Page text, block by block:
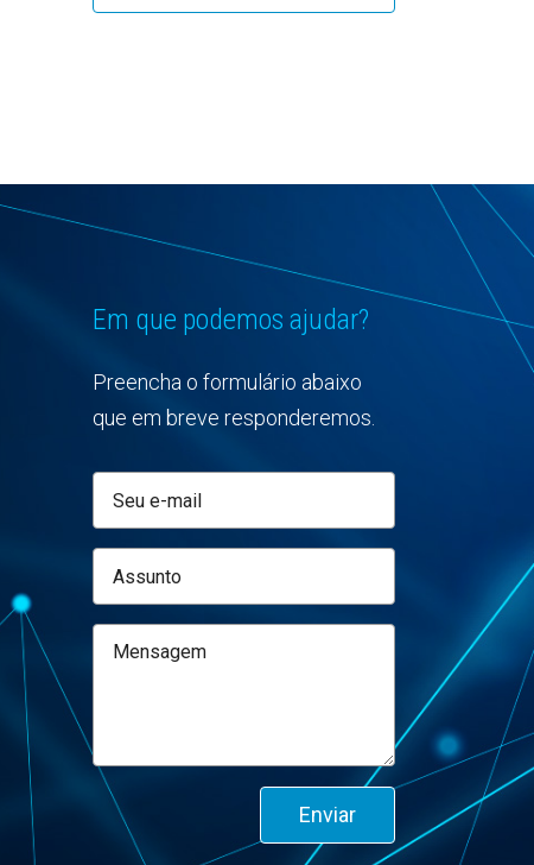
Em que podemos ajudar?
Preencha o formulário abaixo
que em breve responderemos.